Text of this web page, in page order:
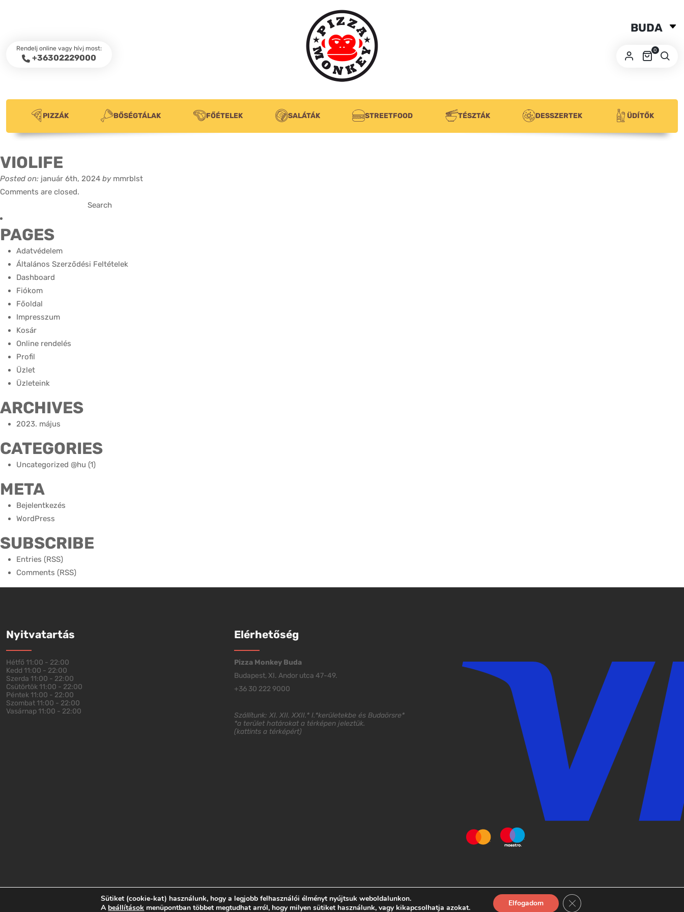
Rendelj online vagy hívj most:
+36302229000
BUDA
0
PIZZÁK BŐSÉGTÁLAK FŐÉTELEK SALÁTÁK STREETFOOD TÉSZTÁK DESSZERTEK ÜDÍTŐK
VIOLIFE
Posted on: január 6th, 2024 bymmrblst
Comments are closed.
for:
PAGES
Adatvédelem
Általános Szerződési Feltételek
Dashboard
Fiókom
Főoldal
Impresszum
Kosár
Online rendelés
Profil
Üzlet
Üzleteink
ARCHIVES
2023. május
CATEGORIES
Uncategorized @hu (1)
META
Bejelentkezés
WordPress
SUBSCRIBE
Entries (RSS)
Comments (RSS)
Nyitvatartás
Hétfő 11:00 - 22:00
Kedd 11:00 - 22:00
Szerda 11:00 - 22:00
Csütörtök 11:00 - 22:00
Péntek 11:00 - 22:00
Szombat 11:00 - 22:00
Vasárnap 11:00 - 22:00
Elérhetőség
Pizza Monkey Buda
Budapest, XI. Andor utca 47-49.
+36 30 222 9000
Szállítunk: XI. XII. XXII.* I.*kerületekbe és Budaörsre*
*a terület határokat a térképen jeleztük.
(kattints a térképért)
Sütiket (cookie-kat) használunk, hogy a legjobb felhasználói élményt nyújtsuk weboldalunkon.
A beállítások menüpontban többet megtudhat arról, hogy milyen sütiket használunk, vagy kikapcsolhatja azokat. Elfogadom Close GDPR Cookie Banner